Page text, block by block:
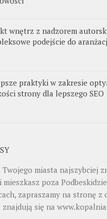
wnętrz z nadzorem
podejście do
praktyki w zakresie
strony dla lepszego SEO
Twojego miasta najszybciej
mieszkasz poza
zapraszamy na stronę z
się na